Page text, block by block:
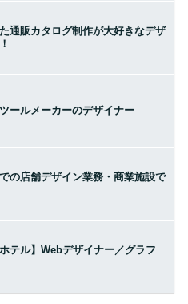
通販カタログ制作が大好きなデザ
ールメーカーのデザイナー
の店舗デザイン業務・商業施設で
テル】Webデザイナー／グラフ